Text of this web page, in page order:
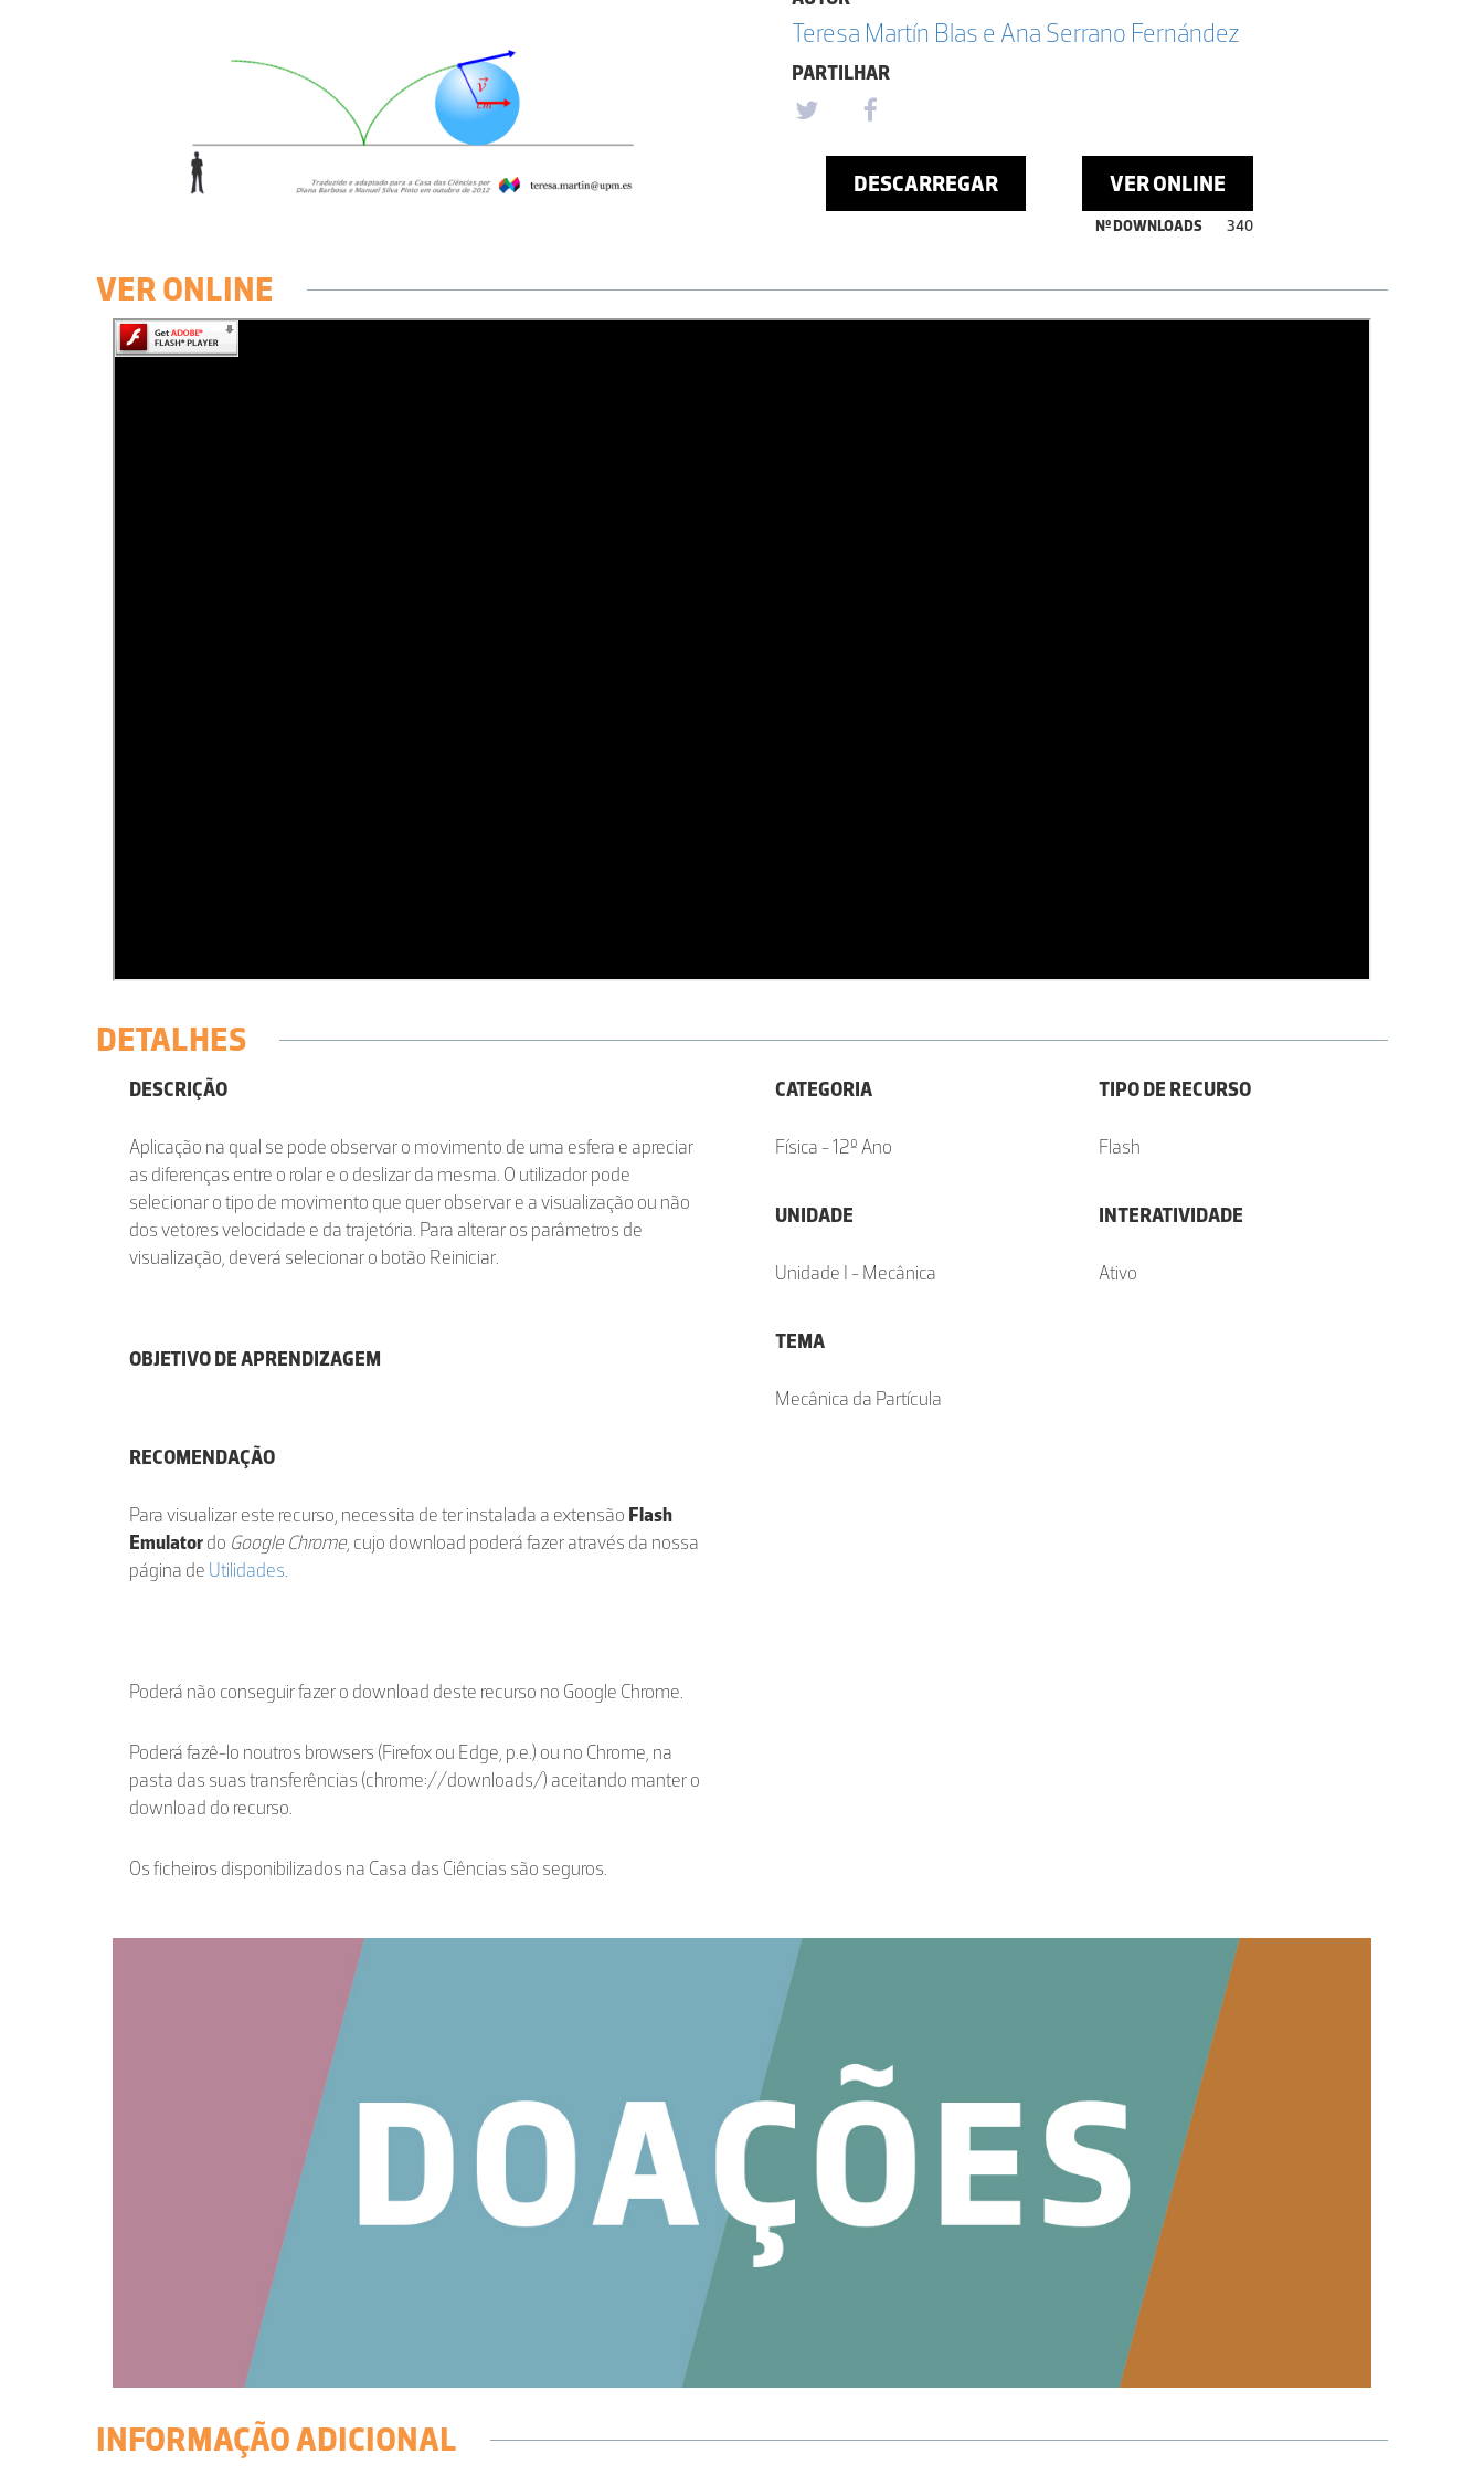
Teresa Martín Blas e Ana Serrano Fernández
PARTILHAR
DESCARREGAR VER ONLINE
Nº DOWNLOADS 340
VER ONLINE
DETALHES
DESCRIÇÃO
Aplicação na qual se pode observar o movimento de uma esfera e apreciar
as diferenças entre o rolar e o deslizar da mesma. O utilizador pode
selecionar o tipo de movimento que quer observar e a visualização ou não
dos vetores velocidade e da trajetória. Para alterar os parâmetros de
visualização, deverá selecionar o botão Reiniciar.
OBJETIVO DE APRENDIZAGEM
RECOMENDAÇÃO
Para visualizar este recurso, necessita de ter instalada a extensão Flash
Emulatordo Google Chrome, cujo download poderá fazer através da nossa
página de Utilidades.
Poderá não conseguir fazer o download deste recurso no Google Chrome.
Poderá fazê-lo noutros browsers (Firefox ou Edge, p.e.) ou no Chrome, na
pasta das suas transferências (chrome://downloads/) aceitando manter o
download do recurso.
Os ficheiros disponibilizados na Casa das Ciências são seguros.
CATEGORIA
Física - 12º Ano
UNIDADE
Unidade I - Mecânica
TEMA
Mecânica da Partícula
TIPO DE RECURSO
Flash
INTERATIVIDADE
Ativo
INFORMAÇÃO ADICIONAL